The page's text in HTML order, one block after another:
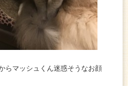
らマッシュくん迷惑そうなお顔